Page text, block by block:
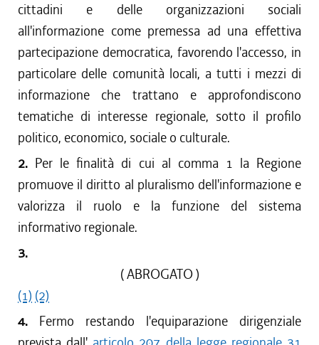
cittadini e delle organizzazioni sociali
all'informazione come premessa ad una effettiva
partecipazione democratica, favorendo l'accesso, in
particolare delle comunità locali, a tutti i mezzi di
informazione che trattano e approfondiscono
tematiche di interesse regionale, sotto il profilo
politico, economico, sociale o culturale.
2. Per le finalità di cui al comma 1 la Regione
promuove il diritto al pluralismo dell'informazione e
valorizza il ruolo e la funzione del sistema
informativo regionale.
3.
( ABROGATO )
(1) (2)
4. Fermo restando l'equiparazione dirigenziale